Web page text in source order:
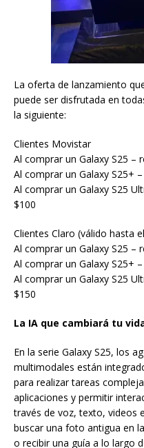
La oferta de lanzamiento
puede ser disfrutada en
la siguiente:
Clientes Movistar
Al comprar un Galaxy S25 –
Al comprar un Galaxy S25+
Al comprar un Galaxy S25
$100
Clientes Claro (válido hasta
Al comprar un Galaxy S25 –
Al comprar un Galaxy S25+
Al comprar un Galaxy S25
$150
La IA que cambiará tu
En la serie Galaxy S25, los
multimodales están
para realizar tareas
aplicaciones y permitir
través de voz, texto, videos
buscar una foto antigua en
o recibir una guía a lo largo